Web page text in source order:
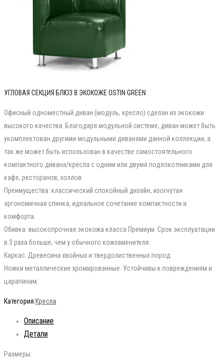
УГЛОВАЯ СЕКЦИЯ БЛЮЗ В ЭКОКОЖЕ OSTIN GREEN
Офисный одноместный диван (модуль, кресло) сделан из экокожи
высокого качества. Благодаря модульной системе, диван может быть
укомплектован другими модульными диванами данной коллекции, а
так же может быть использован в качестве самостоятельного
компактного дивана/кресла с одним или двумя подлокотниками для
кафе, ресторанов, холлов.
Преимущества: классический спокойный дизайн, изогнутая
эргономичная спинка, идеальное сочетание компактности и
комфорта.
Обивка: высокопрочная экокожа класса Премиум. Срок эксплуатации
в 3 раза больше, чем у обычного кожзаменителя.
Каркас: Древесина хвойных и твердолиственных пород.
Ножки металлические хромированные. Устойчивы к повреждениям и
царапинам
Категория:Кресла
Описание
Детали
Размеры: